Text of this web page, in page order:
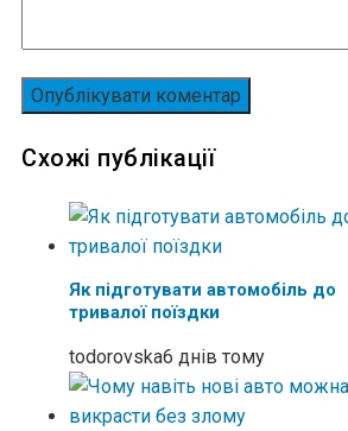
Схожі публікації
Як підготувати автомобіль до
тривалої поїздки
todorovska6 днів тому